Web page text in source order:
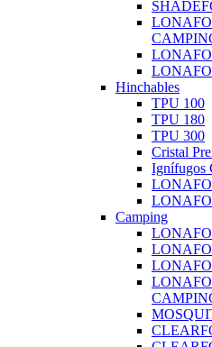
Hinchables
TPU 100
TPU 180
TPU 300
Cristal
Ignífugos
Camping